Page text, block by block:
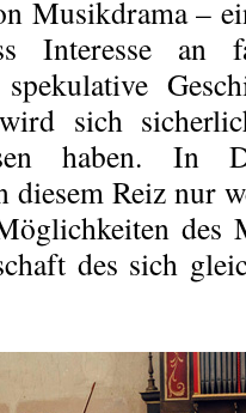
Musikdrama –
Interesse an
sich
haben. In
diesem Reiz nur
des
des sich